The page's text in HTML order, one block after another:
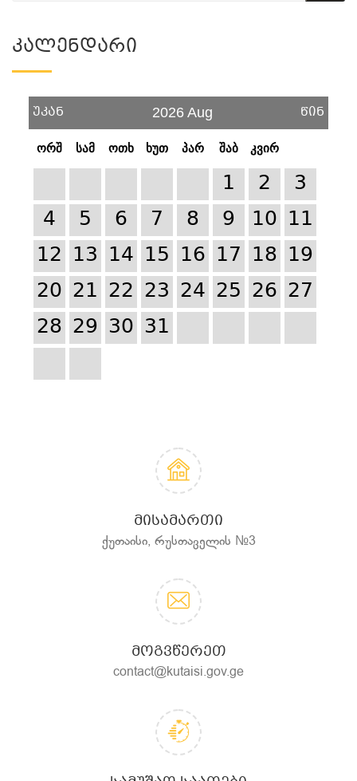
Კალენდარი
უკან 2026 Aug წინ
ორშ სამ ოთხ ხუთ პარ შაბ კვირ
1 2
3
4
5 6 7 8 9 10 11
12 13 14 15 16 17 18 19
20 21 22 23 24 25 26 27
28 29 30 31
ᲛᲘᲡᲐᲛᲐᲠᲗᲘ
ქუთაისი, რუსთაველის №3
ᲛᲝᲒᲕᲬᲔᲠᲔᲗ
contact@kutaisi.gov.ge